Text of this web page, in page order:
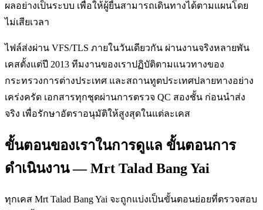
ผลอย่างเป็นระบบ เพื่อให้ผู้ยื่นสามารถเดินทางได้ตามแผนโดย
ไม่เสียเวลา
ไฟล์ส่งผ่าน VFS/TLS ภายในวันเดียวกัน ผ่านงานจริงหลายพัน
เคสตั้งแต่ปี 2013 ทีมงานของเราปฏิบัติตามแนวทางของ
กระทรวงการต่างประเทศ และสถานทูตประเทศปลายทางอย่าง
เคร่งครัด เอกสารทุกชุดผ่านการตรวจ QC สองชั้น ก่อนนำส่ง
จริง เพื่อรักษาอัตราอนุมัติให้สูงสุดในแต่ละเคส
ขั้นตอนของเราในการดูแล ขั้นตอนการ
ดำเนินงาน — Mrt Talad Bang Yai
ทุกเคส Mrt Talad Bang Yai จะถูกแบ่งเป็นขั้นตอนย่อยที่ตรวจสอบ